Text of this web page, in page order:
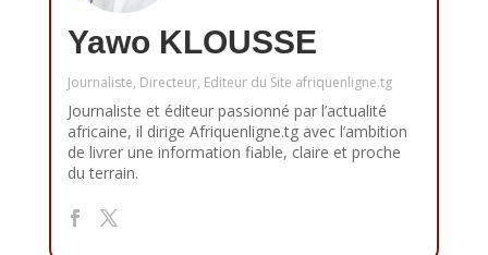
Yawo KLOUSSE
Journaliste, Directeur, Editeur du Site afriquenligne.tg
Journaliste et éditeur passionné par l’actualité
africaine, il dirige Afriquenligne.tg avec l’ambition
de livrer une information fiable, claire et proche
du terrain.